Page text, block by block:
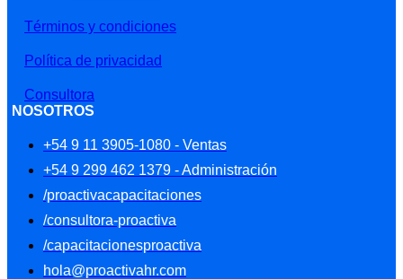
Términos y condiciones
Política de privacidad
Consultora
NOSOTROS
+54 9 11 3905-1080 - Ventas
+54 9 299 462 1379 - Administración
/proactivacapacitaciones
/consultora-proactiva
/capacitacionesproactiva
hola@proactivahr.com